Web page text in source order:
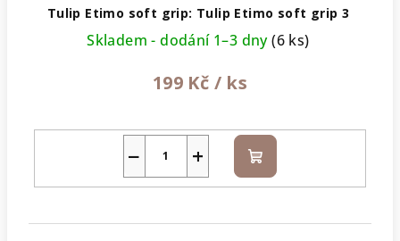
Tulip Etimo soft grip: Tulip Etimo soft grip 3
Skladem - dodání 1–3 dny(6 ks)
199 Kč / ks
+
− Do
košíku